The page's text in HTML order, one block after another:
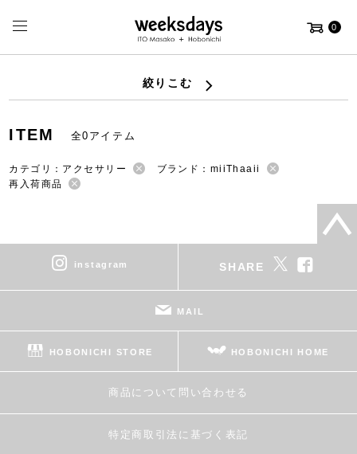
0
絞りこむ
ITEM 全0アイテム
カテゴリ：アクセサリー
ブランド：miiThaaii
再入荷商品
instagram SHARE
MAIL
HOBONICHI STORE HOBONICHI HOME
商品について問い合わせる
特定商取引法に基づく表記